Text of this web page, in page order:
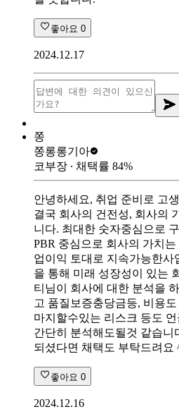
좋아요 0
2024.12.17
쫑
쫑롱롱기아
코부장 ∙ 채택률 84%
안녕하세요, 취업 준비로 고
결국 회사의 건전성, 회사의
니다. 최대한 숫자중심으로
PBR 중심으로 회사의 가치
업이익 토대로 지속가능한사
을 통해 미래 성장성이 있는
티님이 회사에 대한 분석을
고 품질보증충당금등, 비용
마지할수있는 리스크 등도
간단히 분석해도될것 같습니
되셨다면 채택도 부탁드려요
좋아요 0
2024.12.16